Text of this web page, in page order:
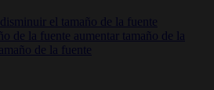
disminuir el tamaño de la fuente
aumentar tamaño de la